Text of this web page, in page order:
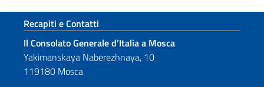
Sezione footer
Recapiti e Contatti
Il Consolato Generale d’Italia a Mosca
Yakimanskaya Naberezhnaya, 10
119180 Mosca